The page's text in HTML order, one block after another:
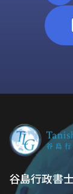
谷島行政書